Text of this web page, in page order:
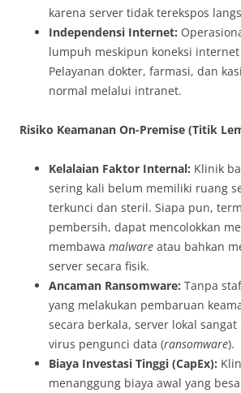
karena server tidak terekspos
Independensi Internet:
lumpuh meskipun koneksi
Pelayanan dokter, farmasi, dan
normal melalui intranet.
Risiko Keamanan On-Premise (Titik
Kelalaian Faktor Internal: Klinik
sering kali belum memiliki ruang
terkunci dan steril. Siapa pun,
pembersih, dapat mencolokkan
membawa malware atau bahkan
server secara fisik.
Ancaman Ransomware: Tanpa
yang melakukan pembaruan
secara berkala, server lokal
virus pengunci data (ransomware).
Biaya Investasi Tinggi (CapEx):
menanggung biaya awal yang